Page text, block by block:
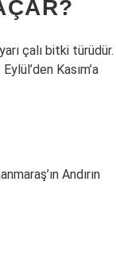
çalı bitki türüdür.
Kasım’a
Andırın